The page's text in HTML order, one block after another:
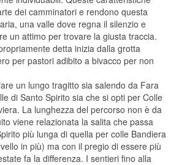
dei camminatori e rendono questa
una valle dove regna il silenzio e
un attimo per trovare la giusta traccia.
detta inizia dalla grotta
per pastori adibito a bivacco per non
un lungo tragitto sia salendo da Fara
di Santo Spirito sia che si opti per Colle
La lunghezza del percorso non è da
viene relazionata la salita che passa
più lunga di quella per colle Bandiera
in più) ma con il pregio di essere più
fa la differenza. I sentieri fino alla